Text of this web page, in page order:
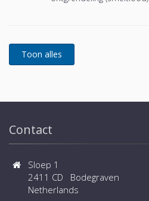
Contact
Sloep 1
2411 CD Bodegraven
Netherlands